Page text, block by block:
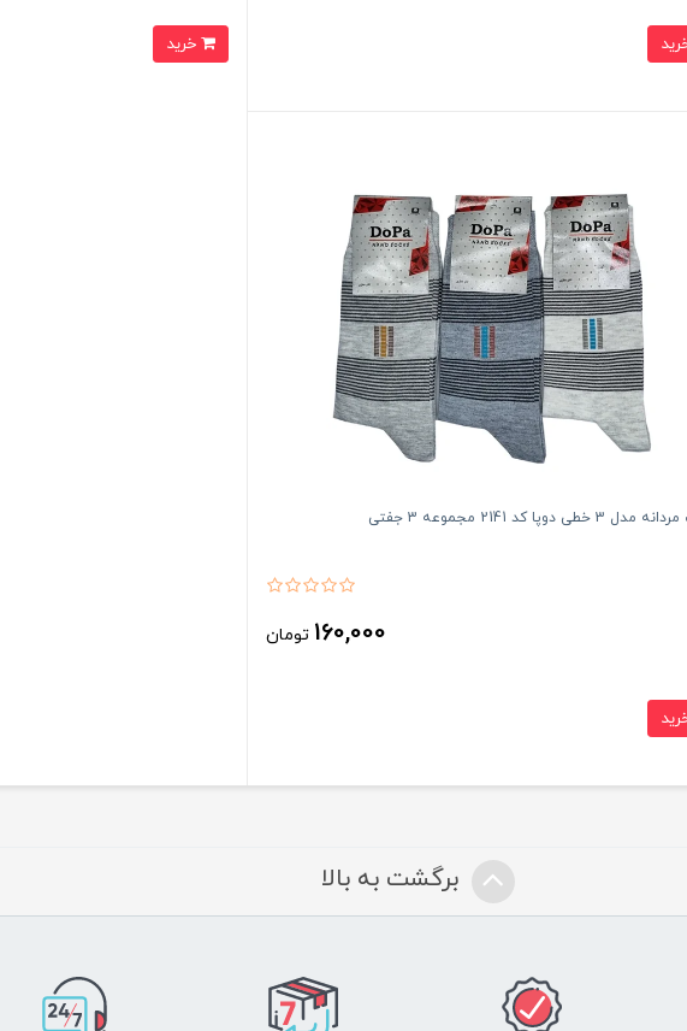
خرید
خطی دوپا کد 2141 مجموعه 3 جفتی
160,000 تومان
برگشت به بالا